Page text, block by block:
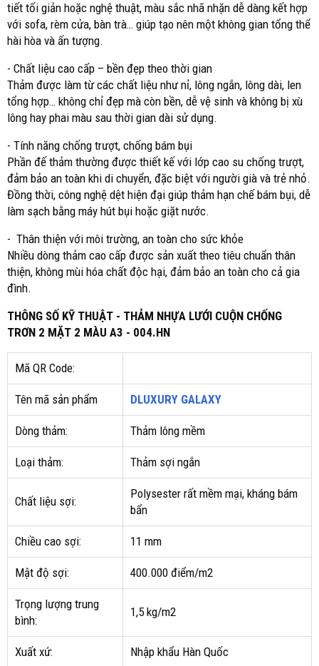
tiết tối giản hoặc nghệ thuật, màu sắc nhã nhặn dễ dàng kết hợp
với sofa, rèm cửa, bàn trà… giúp tạo nên một không gian tổng thể
hài hòa và ấn tượng.
- Chất liệu cao cấp – bền đẹp theo thời gian
Thảm được làm từ các chất liệu như nỉ, lông ngắn, lông dài, len
tổng hợp… không chỉ đẹp mà còn bền, dễ vệ sinh và không bị xù
lông hay phai màu sau thời gian dài sử dụng.
- Tính năng chống trượt, chống bám bụi
Phần đế thảm thường được thiết kế với lớp cao su chống trượt,
đảm bảo an toàn khi di chuyển, đặc biệt với người già và trẻ nhỏ.
Đồng thời, công nghệ dệt hiện đại giúp thảm hạn chế bám bụi, dễ
làm sạch bằng máy hút bụi hoặc giặt nước.
- Thân thiện với môi trường, an toàn cho sức khỏe
Nhiều dòng thảm cao cấp được sản xuất theo tiêu chuẩn thân
thiện, không mùi hóa chất độc hại, đảm bảo an toàn cho cả gia
đình.
THÔNG SỐ KỸ THUẬT - THẢM NHỰA LƯỚI CUỘN CHỐNG
TRƠN 2 MẶT 2 MÀU A3 - 004.HN
Mã QR Code:
Tên mã sản phẩm DLUXURY GALAXY
Dòng thảm: Thảm lông mềm
Loại thảm: Thảm sợi ngắn
Chất liệu sợi:
Polysester rất mềm mại, kháng bám
bẩn
Chiều cao sợi: 11 mm
Mật độ sợi: 400.000 điểm/m2
Trọng lượng trung
bình:
1,5 kg/m2
Xuất xứ: Nhập khẩu Hàn Quốc